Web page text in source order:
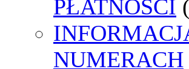
PŁATNOŚCI
NUMERACH